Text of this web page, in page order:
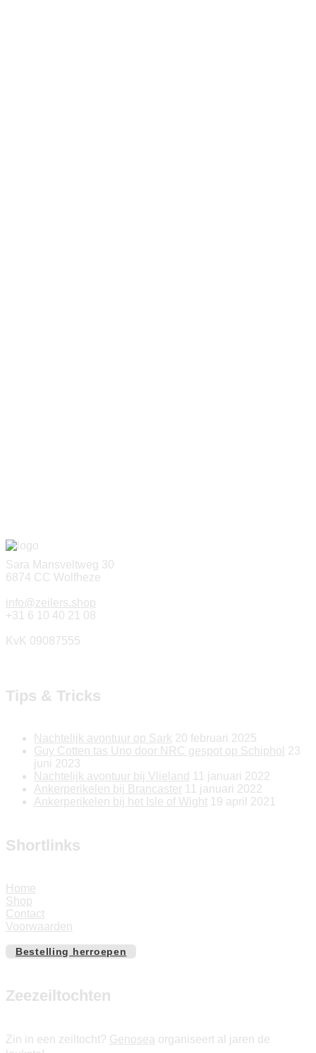
Sara Mansveltweg 30
6874 CC Wolfheze
info@zeilers.shop
+31 6 10 40 21 08
KvK 09087555
Tips & Tricks
Nachtelijk avontuur op Sark 20 februari 2025
Guy Cotten tas Uno door NRC gespot op Schiphol 23
juni 2023
Nachtelijk avontuur bij Vlieland 11 januari 2022
Ankerperikelen bij Brancaster 11 januari 2022
Ankerperikelen bij het Isle of Wight 19 april 2021
Shortlinks
Home
Shop
Contact
Voorwaarden
Bestelling herroepen
Zeezeiltochten
Zin in een zeiltocht? Genosea organiseert al jaren de